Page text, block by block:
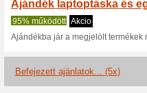
Aktuális